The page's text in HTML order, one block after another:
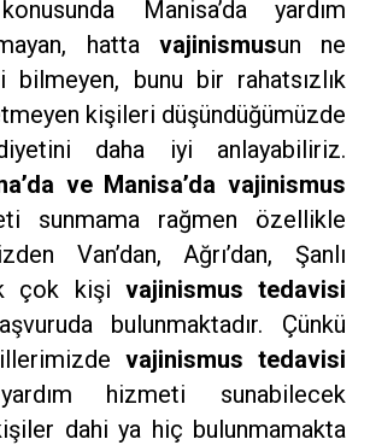
Manisa’da yardım
hatta vajinismusun ne
bilmeyen, bunu bir rahatsızlık
kişileri düşündüğümüzde
daha iyi anlayabiliriz.
ve Manisa’da vajinismus
sunmama rağmen özellikle
Van’dan, Ağrı’dan, Şanlı
çok kişi vajinismus tedavisi
bulunmaktadır. Çünkü
vajinismus tedavisi
hizmeti sunabilecek
dahi ya hiç bulunmamakta